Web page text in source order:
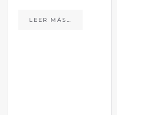
LEER MÁS…